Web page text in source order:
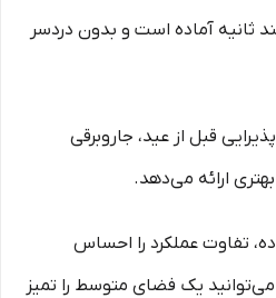
ثانیه آماده است و بدون دردسر
قبل از عید، جاروبرقی
ارائه می‌دهد.
تفاوت عملکرد را احساس
کمتر از 10 دقیقه می‌توانید یک فضای متوسط را تمیز